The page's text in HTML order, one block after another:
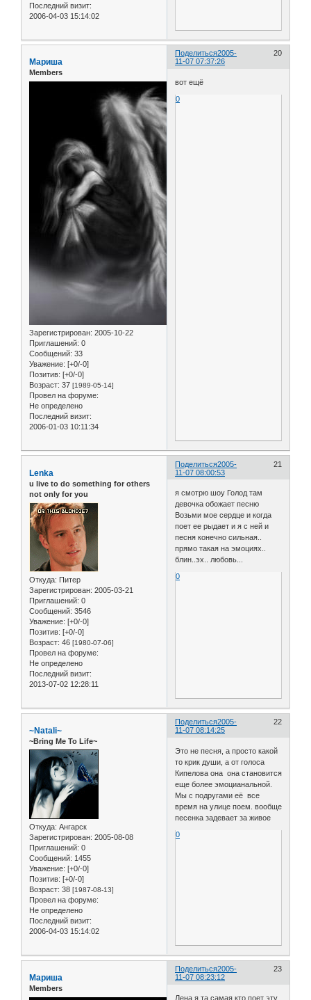
Последний визит:
2006-04-03 15:14:02
Поделиться 20
2005-
11-07 07:37:26
Мариша
Members
Зарегистрирован: 2005-10-22
Приглашений: 0
Сообщений: 33
Уважение: [+0/-0]
Позитив: [+0/-0]
Возраст: 37 [1989-05-14]
Провел на форуме:
Не определено
Последний визит:
2006-01-03 10:11:34
вот ещё
0
Поделиться 21
2005-
11-07 08:00:53
Lenka
u live to do something for others
not only for you
Откуда: Питер
Зарегистрирован: 2005-03-21
Приглашений: 0
Сообщений: 3546
Уважение: [+0/-0]
Позитив: [+0/-0]
Возраст: 46 [1980-07-06]
Провел на форуме:
Не определено
Последний визит:
2013-07-02 12:28:11
я смотрю шоу Голод там
девочка обожает песню
Возьми мое сердце и когда
поет ее рыдает и я с ней и
песня конечно сильная..
прямо такая на эмоциях..
блин..эх.. любовь...
0
Поделиться 22
2005-
11-07 08:14:25
~Natali~
~Bring Me To Life~
Откуда: Ангарск
Зарегистрирован: 2005-08-08
Приглашений: 0
Сообщений: 1455
Уважение: [+0/-0]
Позитив: [+0/-0]
Возраст: 38 [1987-08-13]
Провел на форуме:
Не определено
Последний визит:
2006-04-03 15:14:02
Это не песня, а просто какой
то крик души, а от голоса
Кипелова она она становится
еще более эмоцианальной.
Мы с подругами её все
время на улице поем. вообще
песенка задевает за живое
0
Поделиться 23
2005-
11-07 08:23:12
Мариша
Members
Лена я та самая кто поет эту